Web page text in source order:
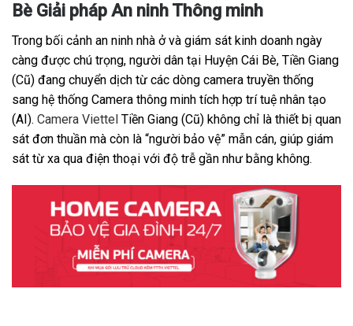
Bè Giải pháp An ninh Thông minh
Trong bối cảnh an ninh nhà ở và giám sát kinh doanh ngày
càng được chú trọng, người dân tại Huyện Cái Bè, Tiền Giang
(Cũ) đang chuyển dịch từ các dòng camera truyền thống
sang hệ thống Camera thông minh tích hợp trí tuệ nhân tạo
(AI). Camera Viettel Tiền Giang (Cũ) không chỉ là thiết bị quan
sát đơn thuần mà còn là “người bảo vệ” mẫn cán, giúp giám
sát từ xa qua điện thoại với độ trễ gần như bằng không.